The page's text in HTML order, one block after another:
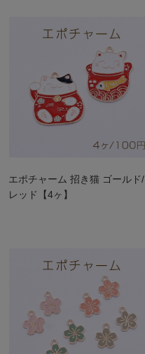
エポチャーム 招き猫 ゴールド/
レッド【4ヶ】